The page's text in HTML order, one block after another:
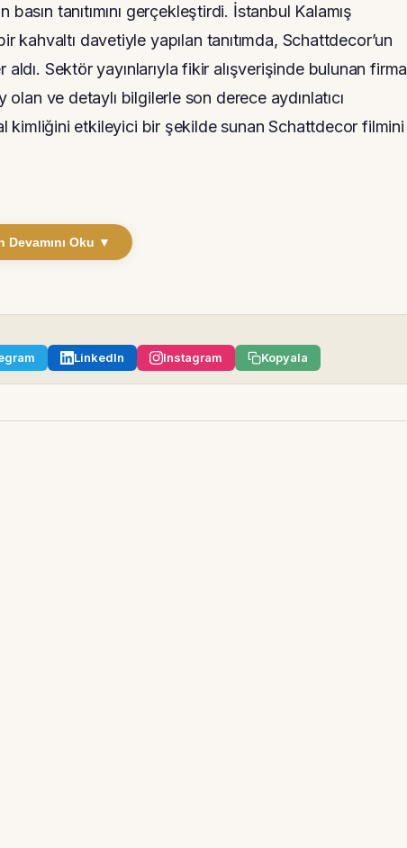
tanıtımını gerçekleştirdi. İstanbul Kalamış
davetiyle yapılan tanıtımda, Schattdecor’un
Sektör yayınlarıyla fikir alışverişinde bulunan firma
ve detaylı bilgilerle son derece aydınlatıcı
kimliğini etkileyici bir şekilde sunan Schattdecor filmini
Devamını Oku ▼
LinkedIn Instagram Kopyala